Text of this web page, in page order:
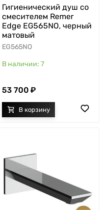
Гигиенический душ со
смесителем Remer
Edge EG565NO, черный
матовый
EG565NO
7
53 700